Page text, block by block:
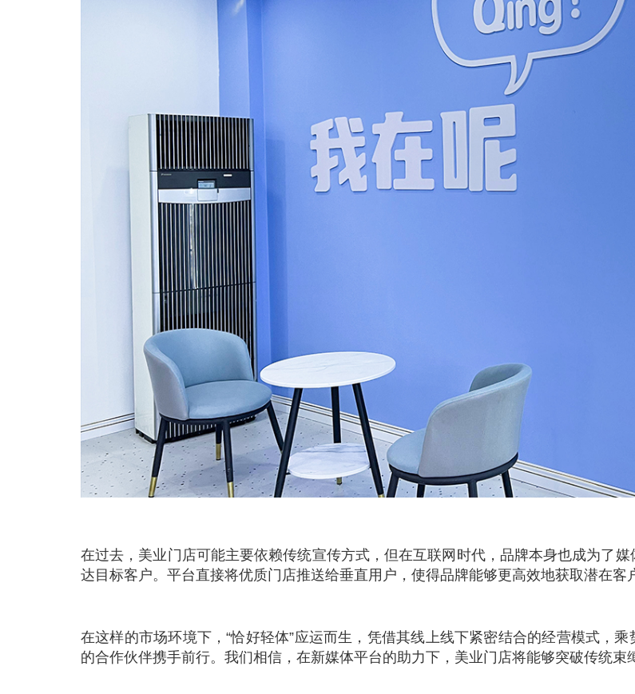
在过去，美业门店可能主要依赖传统宣传方式，但在互联网时代，品牌本身也成为了
达目标客户。平台直接将优质门店推送给垂直用户，使得品牌能够更高效地获取潜在客
在这样的市场环境下，“恰好轻体”应运而生，凭借其线上线下紧密结合的经营模式，
的合作伙伴携手前行。我们相信，在新媒体平台的助力下，美业门店将能够突破传统束